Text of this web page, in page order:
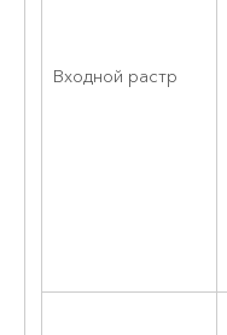
Входной растр